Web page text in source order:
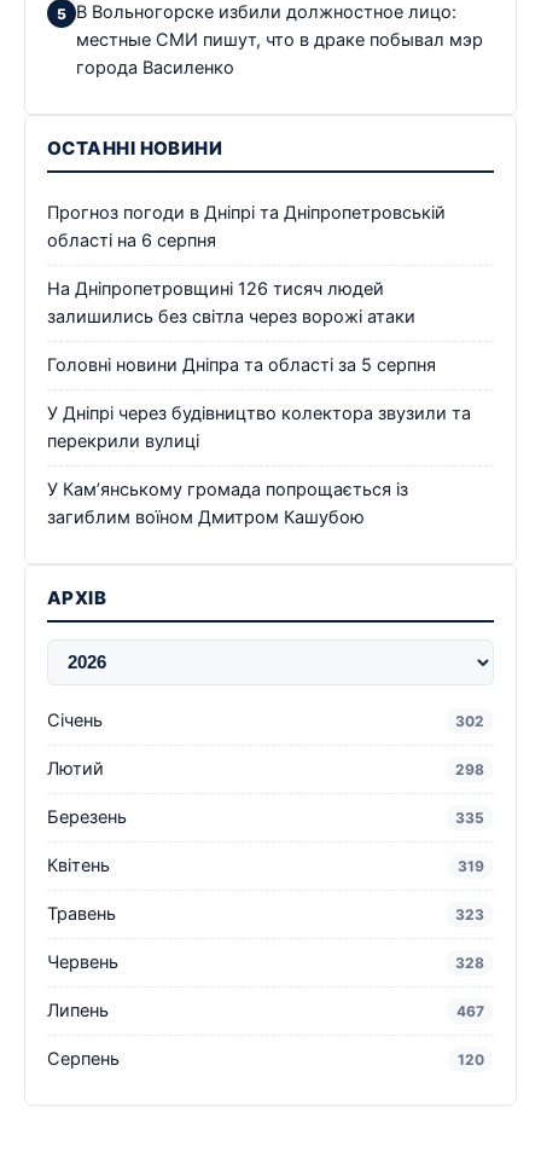
В Вольногорске избили должностное лицо:
местные СМИ пишут, что в драке побывал мэр
города Василенко
ОСТАННІ НОВИНИ
Прогноз погоди в Дніпрі та Дніпропетровській
області на 6 серпня
На Дніпропетровщині 126 тисяч людей
залишились без світла через ворожі атаки
Головні новини Дніпра та області за 5 серпня
У Дніпрі через будівництво колектора звузили та
перекрили вулиці
У Кам’янському громада попрощається із
загиблим воїном Дмитром Кашубою
АРХІВ
Січень 302
Лютий 298
Березень 335
Квітень 319
Травень 323
Червень 328
Липень 467
Серпень 120